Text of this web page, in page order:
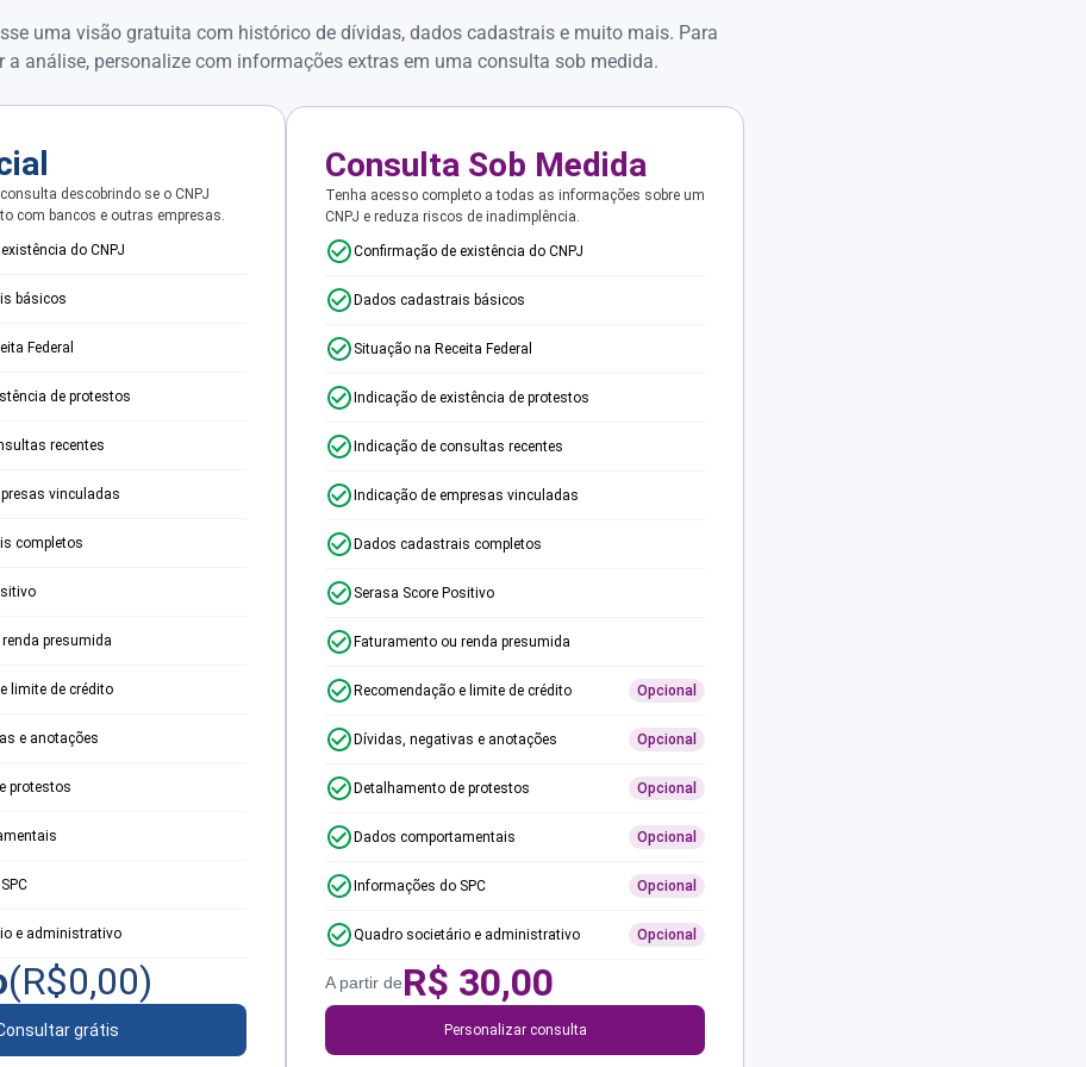
uma visão gratuita com histórico de dívidas, dados cadastrais e muito mais. Para
a análise, personalize com informações extras em uma consulta sob medida.
descobrindo se o CNPJ
com bancos e outras empresas.
do CNPJ
básicos
Federal
de protestos
recentes
vinculadas
completos
presumida
limite de crédito
e anotações
protestos
e administrativo
(R$0,00)
grátis
Consulta Sob Medida
Tenha acesso completo a todas as informações sobre um
CNPJ e reduza riscos de inadimplência.
Confirmação de existência do CNPJ
Dados cadastrais básicos
Situação na Receita Federal
Indicação de existência de protestos
Indicação de consultas recentes
Indicação de empresas vinculadas
Dados cadastrais completos
Serasa Score Positivo
Faturamento ou renda presumida
Recomendação e limite de crédito Opcional
Dívidas, negativas e anotações Opcional
Detalhamento de protestos Opcional
Dados comportamentais Opcional
Informações do SPC Opcional
Quadro societário e administrativo Opcional
A partir deR$ 30,00
Personalizar consulta